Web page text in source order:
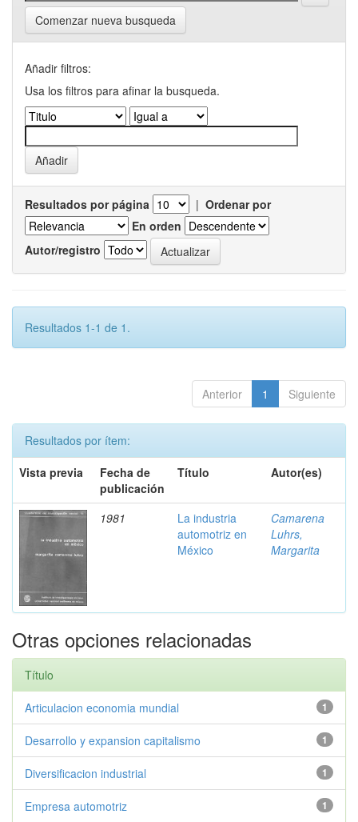
Comenzar nueva busqueda
Añadir filtros:
Usa los filtros para afinar la busqueda.
Resultados por página | Ordenar por
En orden
Autor/registro
Resultados 1-1 de 1.
Anterior 1 Siguiente
Resultados por ítem:
Vista previa
Fecha de
publicación
Título Autor(es)
1981
La industria
automotriz en
México
Camarena
Luhrs,
Margarita
Otras opciones relacionadas
Título
1
Articulacion economia mundial
1
Desarrollo y expansion capitalismo
1
Diversificacion industrial
1
Empresa automotriz